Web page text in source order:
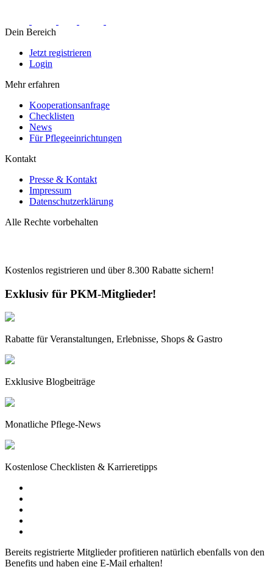
Dein Bereich
Jetzt registrieren
Login
Mehr erfahren
Kooperationsanfrage
Checklisten
News
Für Pflegeeinrichtungen
Kontakt
Presse & Kontakt
Impressum
Datenschutzerklärung
Alle Rechte vorbehalten
Kostenlos registrieren und über8.300 Rabatte sichern!
Exklusiv für PKM-Mitglieder!
Rabatte für Veranstaltungen, Erlebnisse, Shops & Gastro
Exklusive Blogbeiträge
Monatliche Pflege-News
Kostenlose Checklisten & Karrieretipps
Bereits registrierte Mitglieder profitieren natürlich ebenfalls von den
Benefits und haben eine E-Mail erhalten!